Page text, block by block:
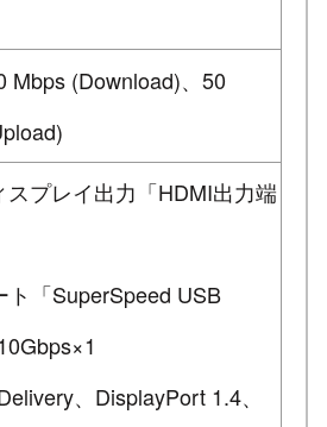
Mbps (Download)、50
スプレイ出力「HDMI出力端
ト「SuperSpeed USB
、DisplayPort 1.4、